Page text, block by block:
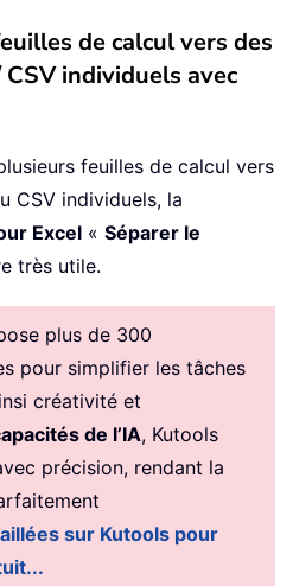
de calcul vers des
individuels avec
feuilles de calcul vers
CSV individuels, la
Excel « Séparer le
très utile.
plus de 300
pour simplifier les tâches
créativité et
de l’IA, Kutools
précision, rendant la
sur Kutools pour